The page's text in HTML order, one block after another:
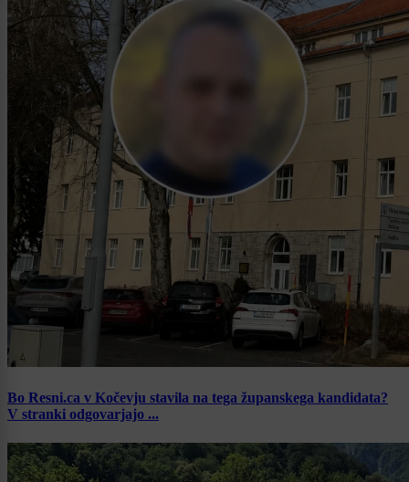
Bo Resni.ca v Kočevju stavila na tega županskega kandidata?
V stranki odgovarjajo ...